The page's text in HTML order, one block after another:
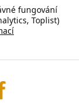
fungování
Toplist)